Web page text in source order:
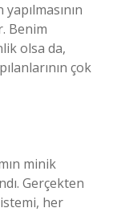
Benim
olsa da,
çok
minik
Gerçekten
her